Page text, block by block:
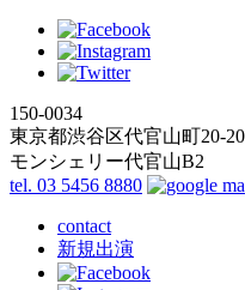
150-0034
東京都渋谷区代官山町20-20
モンシェリー代官山B2
tel. 03 5456 8880
contact
新規出演